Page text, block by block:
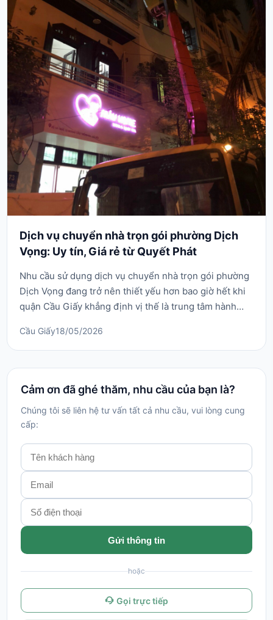
Dịch vụ chuyển nhà trọn gói phường Dịch
Vọng: Uy tín, Giá rẻ từ Quyết Phát
Nhu cầu sử dụng dịch vụ chuyển nhà trọn gói phường
Dịch Vọng đang trở nên thiết yếu hơn bao giờ hết khi
quận Cầu Giấy khẳng định vị thế là trung tâm hành
đường kết nối nhiều khu đô thị, trường học và các con
ngõ dân sinh đông đúc. Việc tự vận chuyển đồ đạc tại
khu vực này gặp không ít trở ngại do...
Cầu Giấy18/05/2026
Cảm ơn đã ghé thăm, nhu cầu của bạn là?
Chúng tôi sẽ liên hệ tư vấn tất cả nhu cầu, vui lòng cung
cấp:
Gửi thông tin
hoặc
Gọi trực tiếp